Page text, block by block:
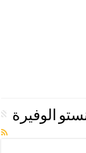
الوفيرة